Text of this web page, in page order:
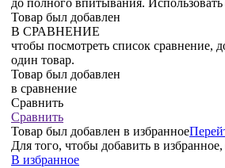
до полного впитывания. Использовать
Товар был добавлен
В СРАВНЕНИЕ
чтобы посмотреть список сравнение,
один товар.
Товар был добавлен
в сравнение
Сравнить
Сравнить
Товар был добавлен в избранное
Для того, чтобы добавить в
В избранное